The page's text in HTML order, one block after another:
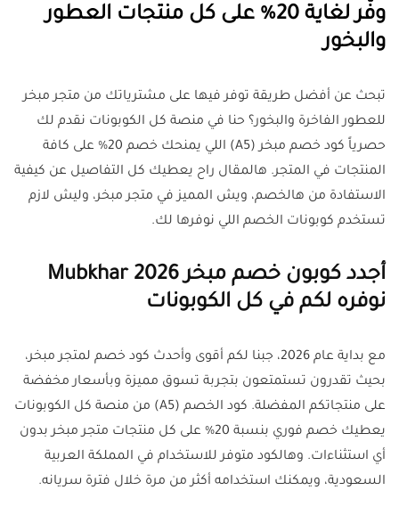
وفّر لغاية 20% على كل منتجات العطور
والبخور
تبحث عن أفضل طريقة توفر فيها على مشترياتك من متجر مبخر
للعطور الفاخرة والبخور؟ حنا في منصة كل الكوبونات نقدم لك
حصرياً كود خصم مبخر (A5) اللي يمنحك خصم 20% على كافة
المنتجات في المتجر. هالمقال راح يعطيك كل التفاصيل عن كيفية
الاستفادة من هالخصم، ويش المميز في متجر مبخر، وليش لازم
تستخدم كوبونات الخصم اللي نوفرها لك.
أجدد كوبون خصم مبخر Mubkhar 2026
نوفره لكم في كل الكوبونات
مع بداية عام 2026، جبنا لكم أقوى وأحدث كود خصم لمتجر مبخر،
بحيث تقدرون تستمتعون بتجربة تسوق مميزة وبأسعار مخفضة
على منتجاتكم المفضلة. كود الخصم (A5) من منصة كل الكوبونات
يعطيك خصم فوري بنسبة 20% على كل منتجات متجر مبخر بدون
أي استثناءات. وهالكود متوفر للاستخدام في المملكة العربية
السعودية، ويمكنك استخدامه أكثر من مرة خلال فترة سريانه.